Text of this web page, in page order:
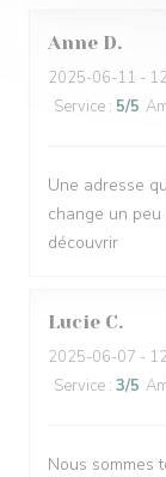
Anne D
2025-06-11 -
Service : 5/5
Une adresse
change un
découvrir
Lucie C
2025-06-07 -
Service : 3/5
Nous sommes